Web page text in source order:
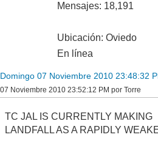
Mensajes: 18,191
Ubicación: Oviedo
En línea
Domingo 07 Noviembre 2010 23:48:32
07 Noviembre 2010 23:52:12 PM por Torre
TC JAL IS CURRENTLY MAKING
LANDFALL AS A RAPIDLY